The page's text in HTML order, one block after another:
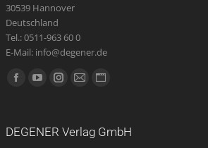
30539 Hannover
Deutschland
Tel.: 0511-963 60 0
E-Mail: info@degener.de
Finden Sie uns auf:
FacebookYouTubeInstagram
E-
opens
Website
DEGENER Verlag GmbH